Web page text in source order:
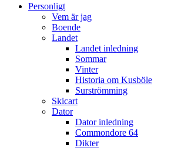
Personligt
Vem är jag
Boende
Landet
Landet inledning
Sommar
Vinter
Historia om Kusböle
Surströmming
Skicart
Dator
Dator inledning
Commondore 64
Dikter